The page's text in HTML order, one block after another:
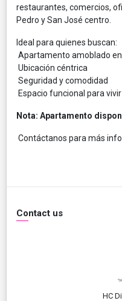
restaurantes, comercios,
Pedro y San José centro.
Ideal para quienes buscan:
Apartamento amoblado
Ubicación céntrica
Seguridad y comodidad
Espacio funcional para
Nota: Apartamento
Contáctanos para más
Contact us
HC